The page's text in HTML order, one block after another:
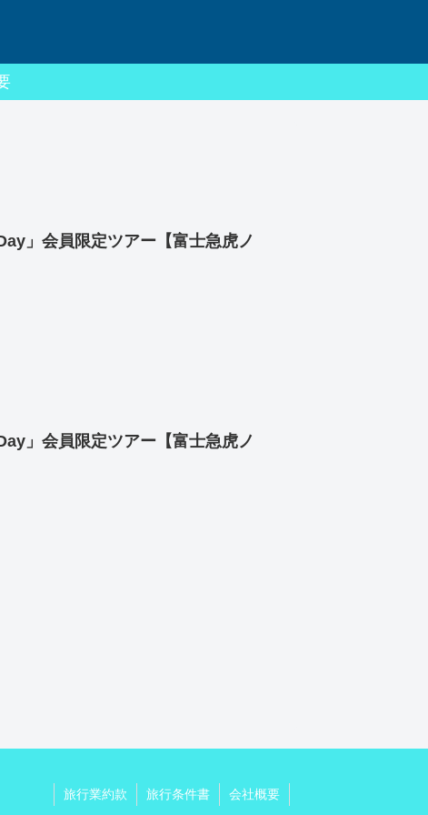
」会員限定ツアー【富士急虎ノ
」会員限定ツアー【富士急虎ノ
旅行業約款 旅行条件書 会社概要